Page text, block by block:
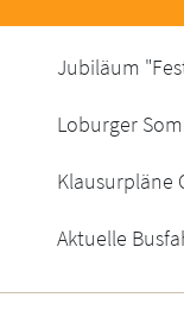
Jubiläum
Loburger
Klausurpläne
Aktuelle